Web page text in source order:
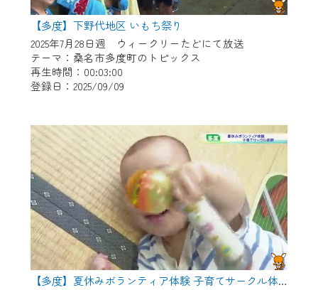
【多度】下野代地区 いもち祭り
2025年7月28日週 ウィークリーたどにて放送
テーマ：桑名市多度町のトピックス
再生時間：00:03:00
登録日：2025/09/09
【多度】夏休みボランティア体験 子育てサークル体験
＜メンテナンス情報＞
CCNetWebTVのリニューアルにともないメ
ンテナンス作業を予定しています。
作業の間は、CCNetWebTVの画面が「メン
テナンス中」になり、ご利用いただけませ
ん。
ご不便をおかけいたしますが、ご了承の程
よろしくお願いいたします。